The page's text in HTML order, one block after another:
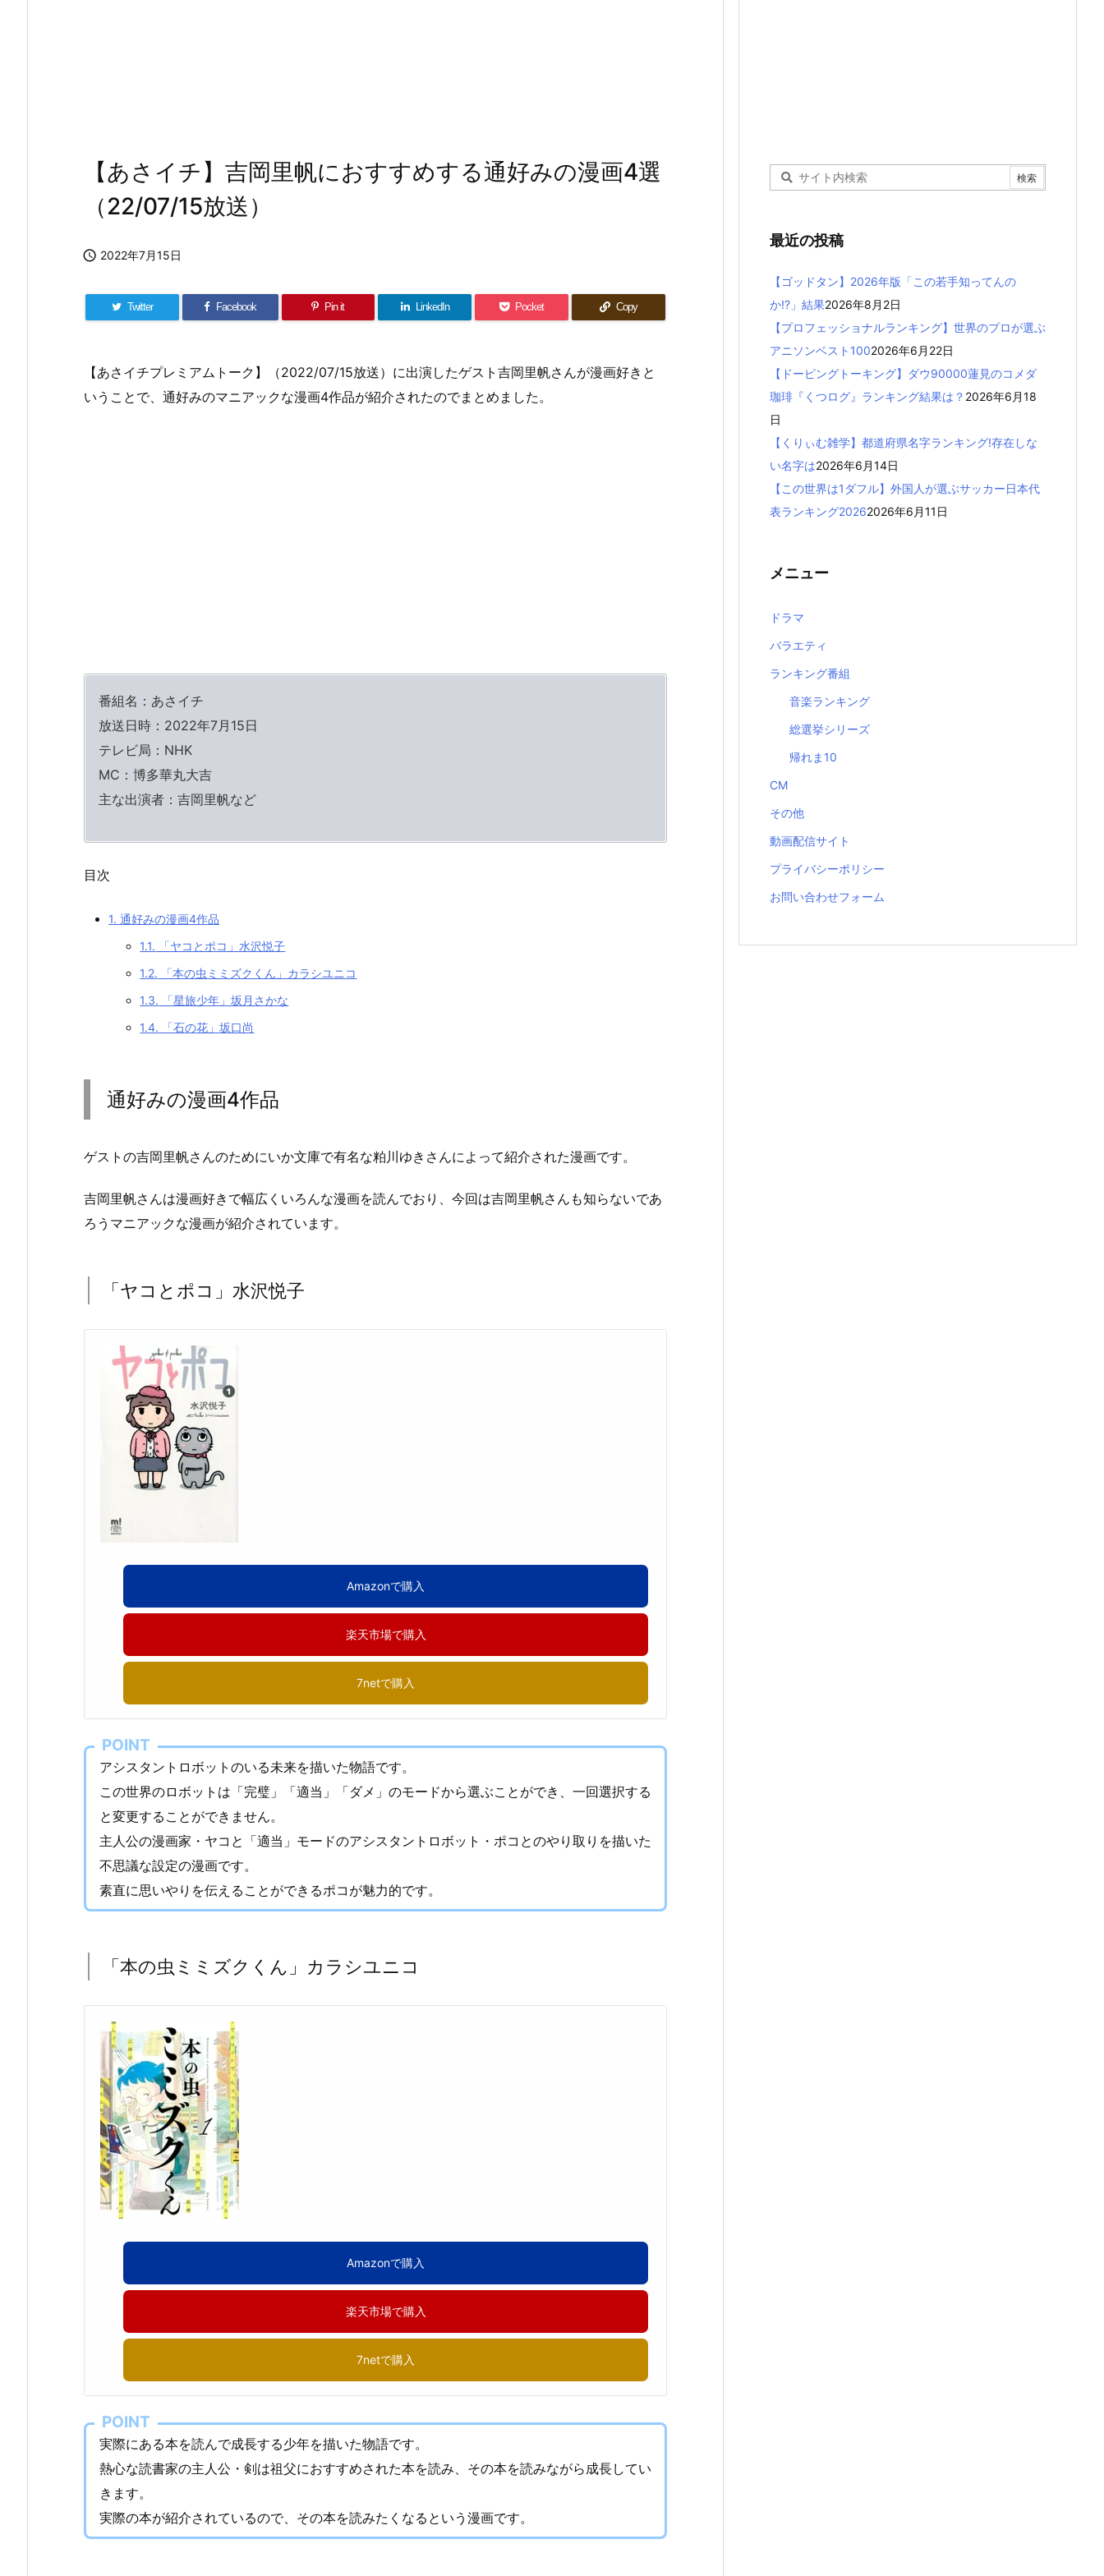
【あさイチ】吉岡里帆におすすめする通好みの漫画4選
（22/07/15放送）
 2022年7月15日
Twitter Facebook Pin it LinkedIn Pocket Copy
【あさイチプレミアムトーク】（2022/07/15放送）に出演したゲスト吉岡里帆さんが漫画好きと
いうことで、通好みのマニアックな漫画4作品が紹介されたのでまとめました。
番組名：あさイチ
放送日時：2022年7月15日
テレビ局：NHK
MC：博多華丸大吉
主な出演者：吉岡里帆など
目次
1. 通好みの漫画4作品
1.1. 「ヤコとポコ」水沢悦子
1.2. 「本の虫ミミズクくん」カラシユニコ
1.3. 「星旅少年」坂月さかな
1.4. 「石の花」坂口尚
通好みの漫画4作品
ゲストの吉岡里帆さんのためにいか文庫で有名な粕川ゆきさんによって紹介された漫画です。
吉岡里帆さんは漫画好きで幅広くいろんな漫画を読んでおり、今回は吉岡里帆さんも知らないであ
ろうマニアックな漫画が紹介されています。
「ヤコとポコ」水沢悦子
Amazonで購入
楽天市場で購入
7netで購入
POINT
アシスタントロボットのいる未来を描いた物語です。
この世界のロボットは「完璧」「適当」「ダメ」のモードから選ぶことができ、一回選択する
と変更することができません。
主人公の漫画家・ヤコと「適当」モードのアシスタントロボット・ポコとのやり取りを描いた
不思議な設定の漫画です。
素直に思いやりを伝えることができるポコが魅力的です。
「本の虫ミミズクくん」カラシユニコ
Amazonで購入
楽天市場で購入
7netで購入
POINT
実際にある本を読んで成長する少年を描いた物語です。
熱心な読書家の主人公・剣は祖父におすすめされた本を読み、その本を読みながら成長してい
きます。
実際の本が紹介されているので、その本を読みたくなるという漫画です。
最近の投稿
【ゴッドタン】2026年版「この若手知ってんの
か!?」結果2026年8月2日
【プロフェッショナルランキング】世界のプロが選ぶ
アニソンベスト1002026年6月22日
【ドーピングトーキング】ダウ90000蓮見のコメダ
珈琲『くつログ』ランキング結果は？ 2026年6月18
日
【くりぃむ雑学】都道府県名字ランキング!存在しな
い名字は2026年6月14日
【この世界は1ダフル】外国人が選ぶサッカー日本代
表ランキング20262026年6月11日
メニュー
ドラマ
バラエティ
ランキング番組
音楽ランキング
総選挙シリーズ
帰れま10
CM
その他
動画配信サイト
プライバシーポリシー
お問い合わせフォーム